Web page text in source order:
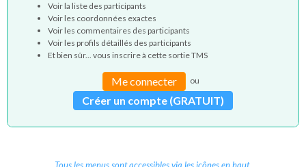
Voir la liste des participants
Voir les coordonnées exactes
Voir les commentaires des participants
Voir les profils détaillés des participants
Et bien sûr... vous inscrire à cette sortie TMS
Me connecter ou
Créer un compte (GRATUIT)